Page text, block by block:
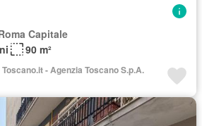
Capitale
90 m²
- Agenzia Toscano S.p.A.